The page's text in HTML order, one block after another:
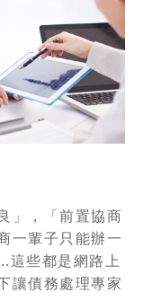
」，「前置協商
一輩子只能辦一
這些都是網路上
讓債務處理專家